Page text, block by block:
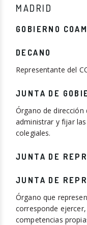
MADRID
GOBIERNO COAM
DECANO
Representante del
JUNTA DE
Órgano de dirección
administrar y fijar
colegiales.
JUNTA DE
JUNTA DE
Órgano que
corresponde
competencias